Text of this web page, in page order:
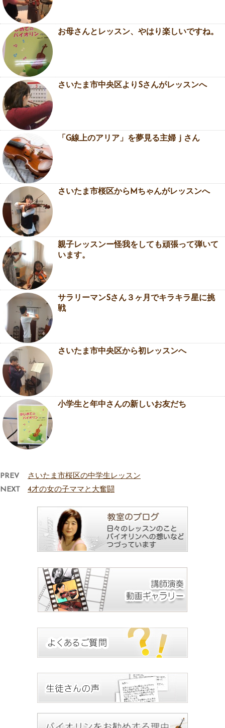
お母さんとレッスン、やはり楽しいですね。
さいたま市中央区よりSさんがレッスンへ
「G線上のアリア」を夢見る主婦ｊさん
さいたま市桜区からMちゃんがレッスンへ
親子レッスンー怪我をしても頑張って弾いて
います。
サラリーマンSさん３ヶ月でキラキラ星に挑
戦
さいたま市中央区から初レッスンへ
小学生と年中さんの新しいお友だち
PREV
さいたま市桜区の中学生レッスン
NEXT
4才の女の子ママと大奮闘